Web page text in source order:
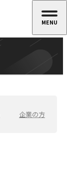
企業の方
MENU